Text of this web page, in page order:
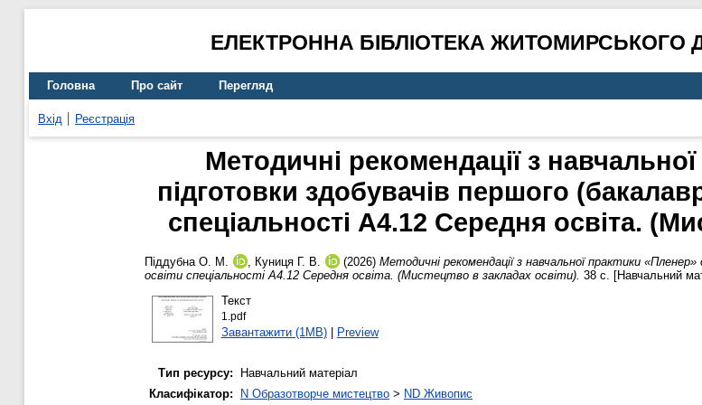
ЕЛЕКТРОННА БІБЛІОТЕКА ЖИТОМИРСЬКОГО
Головна Про сайт Перегляд
Вхід Реєстрація
Методичні рекомендації з
підготовки здобувачів першого
спеціальності А4.12 Середня освіта.
Піддубна О. М. , Куниця Г. В. (2026) Методичні рекомендації з навчальної практики
освіти спеціальності А4.12 Середня освіта. (Мистецтво в закладах освіти). 38 с. [Навчальний
Текст
1.pdf
Завантажити (1MB)| Preview
Тип ресурсу:
Навчальний матеріал
Класифікатор:
N Образотворче мистецтво > ND Живопис